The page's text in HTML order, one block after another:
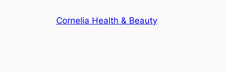
Cornelia Health & Beauty